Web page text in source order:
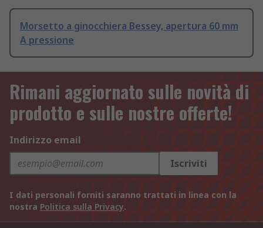
Morsetto a ginocchiera Bessey, apertura 60 mm
A pressione
Rimani aggiornato sulle novità di
prodotto e sulle nostre offerte!
Indirizzo email
Iscriviti
I dati personali forniti saranno trattati in linea con la
nostra Politica sulla Privacy.